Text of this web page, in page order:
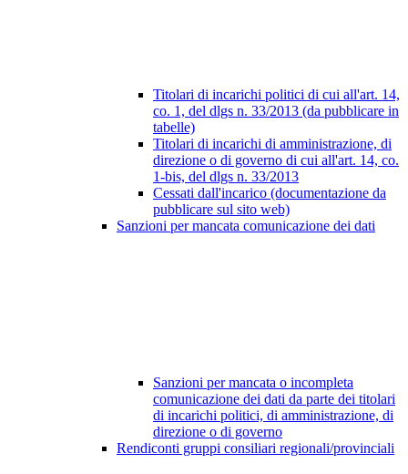
Titolari di incarichi politici di cui all'art. 14,
co. 1, del dlgs n. 33/2013 (da pubblicare in
tabelle)
Titolari di incarichi di amministrazione, di
direzione o di governo di cui all'art. 14, co.
1-bis, del dlgs n. 33/2013
Cessati dall'incarico (documentazione da
pubblicare sul sito web)
Sanzioni per mancata comunicazione dei dati
Sanzioni per mancata o incompleta
comunicazione dei dati da parte dei titolari
di incarichi politici, di amministrazione, di
direzione o di governo
Rendiconti gruppi consiliari regionali/provinciali